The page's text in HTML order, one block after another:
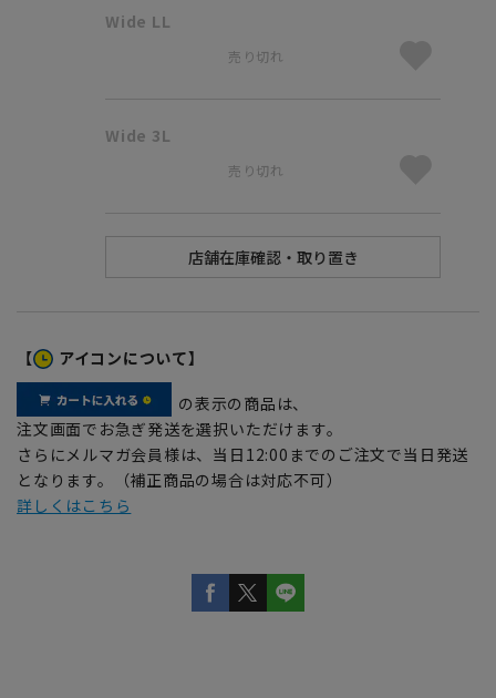
Wide LL
売り切れ
Wide 3L
売り切れ
【 アイコンについて】
の表示の商品は、
注文画面でお急ぎ発送を選択いただけます。
さらにメルマガ会員様は、当日12:00までのご注文で当日発送
となります。（補正商品の場合は対応不可）
詳しくはこちら